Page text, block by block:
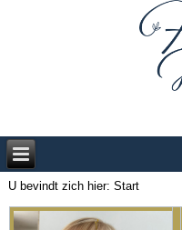
U bevindt zich hier:Start